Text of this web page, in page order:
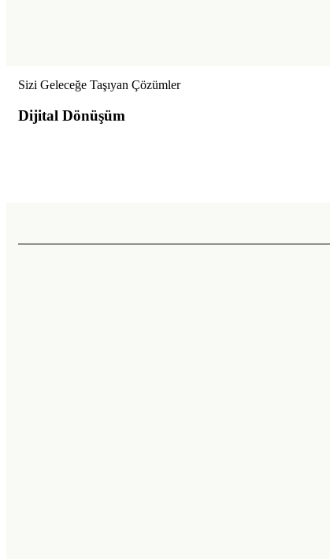
Sizi Geleceğe Taşıyan Çözümler
Dijital Dönüşüm